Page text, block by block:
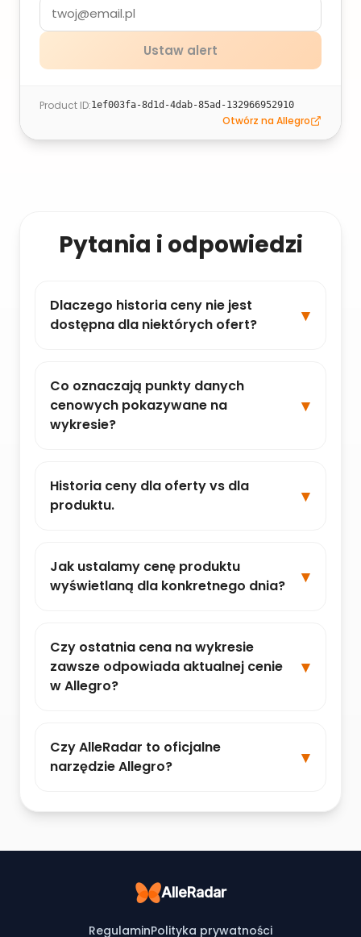
Ustaw alert
Product ID:1ef003fa-8d1d-4dab-85ad-132966952910
Otwórz na Allegro
Pytania i odpowiedzi
Dlaczego historia ceny nie jest
dostępna dla niektórych ofert?
Co oznaczają punkty danych
cenowych pokazywane na
wykresie?
Historia ceny dla oferty vs dla
produktu.
Jak ustalamy cenę produktu
wyświetlaną dla konkretnego dnia?
Czy ostatnia cena na wykresie
zawsze odpowiada aktualnej cenie
w Allegro?
Czy AlleRadar to oficjalne
narzędzie Allegro?
AlleRadar
RegulaminPolityka prywatności